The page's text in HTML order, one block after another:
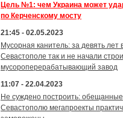
Цель №1: чем Украина может
по Керченскому мосту
21:45 - 02.05.2023
Мусорная канитель: за девять лет
Севастополе так и не начали
мусороперерабатывающий завод
11:07 - 22.04.2023
Не суждено построить: обещанные
Севастополю мегапроекты